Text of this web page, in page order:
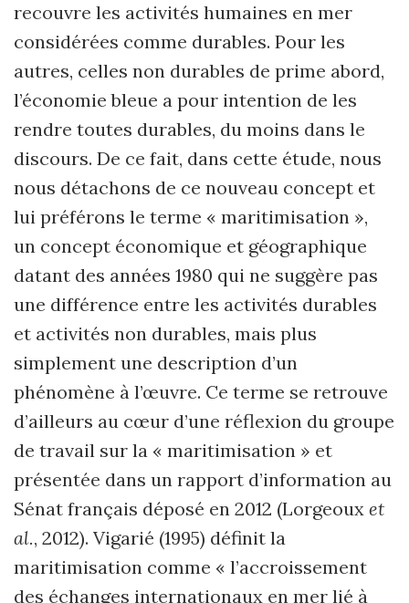
recouvre les activités humaines en mer
considérées comme durables. Pour les
autres, celles non durables de prime abord,
l’économie bleue a pour intention de les
rendre toutes durables, du moins dans le
discours. De ce fait, dans cette étude, nous
nous détachons de ce nouveau concept et
lui préférons le terme « maritimisation »,
un concept économique et géographique
datant des années 1980 qui ne suggère pas
une différence entre les activités durables
et activités non durables, mais plus
simplement une description d’un
phénomène à l’œuvre. Ce terme se retrouve
d’ailleurs au cœur d’une réflexion du groupe
de travail sur la « maritimisation » et
présentée dans un rapport d’information au
Sénat français déposé en 2012 (Lorgeoux et
al., 2012). Vigarié (1995) définit la
maritimisation comme « l’accroissement
des échanges internationaux en mer lié à